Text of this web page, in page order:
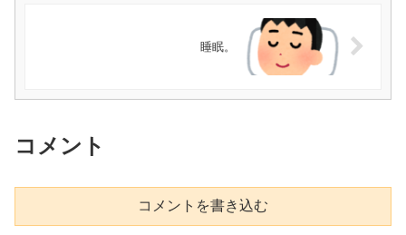
睡眠。
コメント
コメントを書き込む